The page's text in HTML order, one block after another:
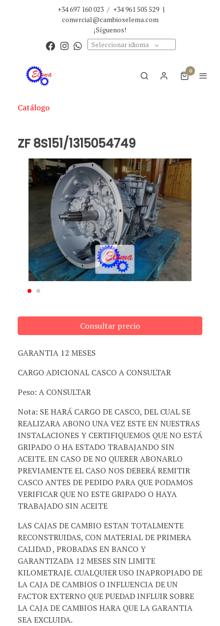
+34 697 160 023 / +34 961 505 529 |
comercial@cambioselema.com
¡Síguenos!
Seleccionar idioma
0
Catálogo
ZF 8S151/1315054749
Consultar precio
GARANTIA 12 MESES
CARGO ADICIONAL CASCO A CONSULTAR
Peso: A CONSULTAR
Nota: SE HARÁ CARGO DE CASCO, DEL CUAL SE
REALIZARA ABONO UNA VEZ ESTE EN NUESTRAS
INSTALACIONES Y CERTIFIQUEMOS QUE NO ESTÁ
GRIPADO O HA ESTADO TRABAJANDO SIN
ACEITE. EN CASO DE NO QUERER ABONARLO
PREVIAMENTE EL CASO NOS DEBERÁ REMITIR
CASCO ANTES DE PEDIDO PARA QUE PODAMOS
VERIFICAR QUE NO ESTE GRIPADO O HAYA
TRABAJADO SIN ACEITE
LAS CAJAS DE CAMBIO ESTAN TOTALMENTE
RECONSTRUIDAS, CON MATERIAL DE PRIMERA
CALIDAD , PROBADAS EN BANCO Y
GARANTIZADA 12 MESES SIN LIMITE
KILOMETRAJE. CUALQUIER USO INAPROPIADO DE
LA CAJA DE CAMBIOS O INFLUENCIA DE UN
FACTOR EXTERNO QUE PUEDAD INFLUIR SOBRE
LA CAJA DE CAMBIOS HARA QUE LA GARANTIA
SEA EXCLUIDA.